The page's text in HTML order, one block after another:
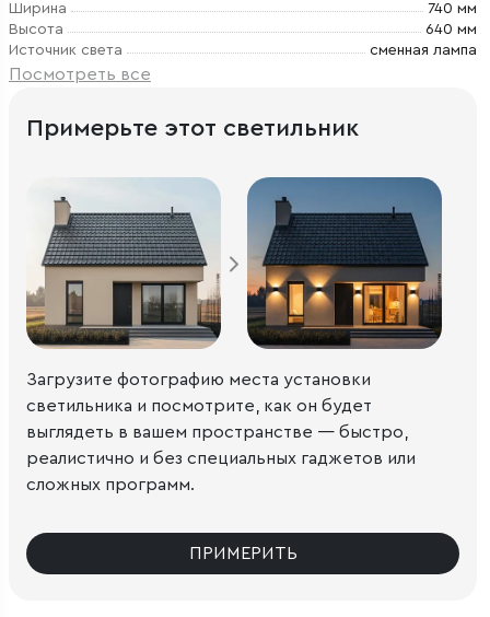
Ширина
740 мм
Высота
640 мм
Источник света
сменная лампа
Посмотреть все
Примерьте этот светильник
Загрузите фотографию места установки
светильника и посмотрите, как он будет
выглядеть в вашем пространстве — быстро,
реалистично и без специальных гаджетов или
сложных программ.
ПРИМЕРИТЬ